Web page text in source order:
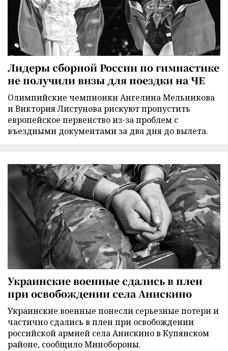
Лидеры сборной России по гимнастике
не получили визы для поездки на ЧЕ
Олимпийские чемпионки Ангелина Мельникова
и Виктория Листунова рискуют пропустить
европейское первенство из-за проблем с
въездными документами за два дня до вылета.
Украинские военные сдались в плен
при освобождении села Анискино
Украинские военные понесли серьезные потери и
частично сдались в плен при освобождении
российской армией села Анискино в Купянском
районе, сообщило Минобороны.